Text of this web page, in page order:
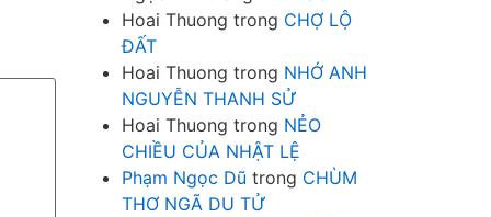
Hoai Thuong trong CHỢ LỘ
ĐẤT
Hoai Thuong trong NHỚ ANH
NGUYỄN THANH SỬ
Hoai Thuong trong NẺO
CHIỀU CỦA NHẬT LỆ
Phạm Ngọc Dũ trong CHÙM
THƠ NGÃ DU TỬ